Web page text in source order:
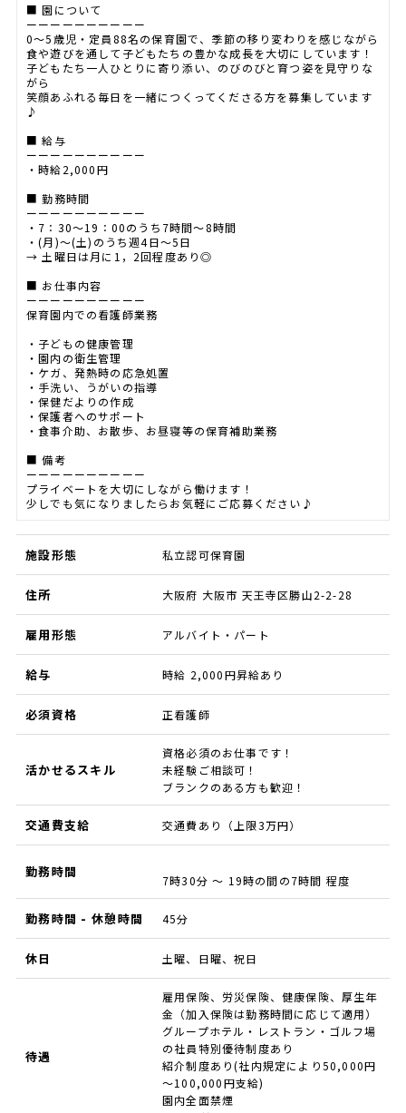
■ 園について
ーーーーーーーーーー
0～5歳児・定員88名の保育園で、季節の移り変わりを感じながら
食や遊びを通して子どもたちの豊かな成長を大切にしています！
子どもたち一人ひとりに寄り添い、のびのびと育つ姿を見守りな
がら
笑顔あふれる毎日を一緒につくってくださる方を募集しています
♪
■ 給与
ーーーーーーーーーー
・時給2,000円
■ 勤務時間
ーーーーーーーーーー
・7：30～19：00のうち7時間～8時間
・(月)～(土)のうち週4日～5日
→ 土曜日は月に1，2回程度あり◎
■ お仕事内容
ーーーーーーーーーー
保育園内での看護師業務
・子どもの健康管理
・園内の衛生管理
・ケガ、発熱時の応急処置
・手洗い、うがいの指導
・保健だよりの作成
・保護者へのサポート
・食事介助、お散歩、お昼寝等の保育補助業務
■ 備考
ーーーーーーーーーー
プライベートを大切にしながら働けます！
少しでも気になりましたらお気軽にご応募ください♪
施設形態 私立認可保育園
住所 大阪府 大阪市 天王寺区勝山2-2-28
雇用形態 アルバイト・パート
給与 時給 2,000円昇給あり
必須資格 正看護師
活かせるスキル
資格必須のお仕事です！
未経験ご相談可！
ブランクのある方も歓迎！
交通費支給 交通費あり（上限3万円）
勤務時間
7時30分 ～ 19時の間の7時間 程度
勤務時間 - 休憩時間 45分
休日 土曜、日曜、祝日
待遇
雇用保険、労災保険、健康保険、厚生年
金（加入保険は勤務時間に応じて適用）
グループホテル・レストラン・ゴルフ場
の社員特別優待制度あり
紹介制度あり(社内規定により50,000円
～100,000円支給)
園内全面禁煙